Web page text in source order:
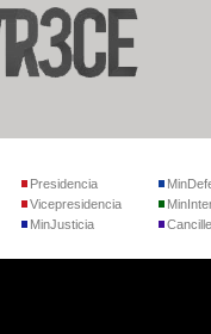
Presidencia
Vicepresidencia
MinJusticia